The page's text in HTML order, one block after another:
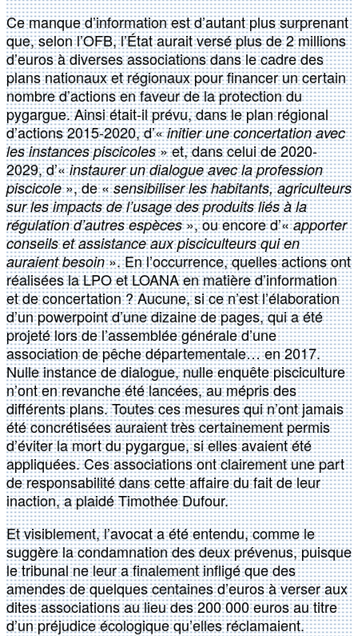
Ce manque d’information est d’autant plus surprenant
que, selon l’OFB, l’État aurait versé plus de 2 millions
d’euros à diverses associations dans le cadre des
plans nationaux et régionaux pour financer un certain
nombre d’actions en faveur de la protection du
pygargue. Ainsi était-il prévu, dans le plan régional
d’actions 2015-2020, d’«initier une concertation avec
les instances piscicoles» et, dans celui de 2020-
2029, d’«instaurer un dialogue avec la profession
piscicole», de «sensibiliser les habitants, agriculteurs
sur les impacts de l’usage des produits liés à la
régulation d’autres espèces», ou encore d’«apporter
conseils et assistance aux pisciculteurs qui en
auraient besoin». En l’occurrence, quelles actions ont
réalisées la LPO et LOANA en matière d’information
et de concertation ? Aucune, si ce n’est l’élaboration
d’un powerpoint d’une dizaine de pages, qui a été
projeté lors de l’assemblée générale d’une
association de pêche départementale… en 2017.
Nulle instance de dialogue, nulle enquête pisciculture
n’ont en revanche été lancées, au mépris des
différents plans. Toutes ces mesures qui n’ont jamais
été concrétisées auraient très certainement permis
d’éviter la mort du pygargue, si elles avaient été
appliquées. Ces associations ont clairement une part
de responsabilité dans cette affaire du fait de leur
inaction, a plaidé Timothée Dufour.
Et visiblement, l’avocat a été entendu, comme le
suggère la condamnation des deux prévenus, puisque
le tribunal ne leur a finalement infligé que des
amendes de quelques centaines d’euros à verser aux
dites associations au lieu des 200 000 euros au titre
d’un préjudice écologique qu’elles réclamaient.